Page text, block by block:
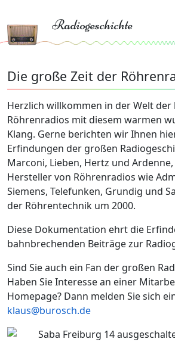
Radiogeschichte
Die große Zeit der
Herzlich willkommen in der Welt der
Röhrenradios mit diesem warmen
Klang. Gerne berichten wir Ihnen
Erfindungen der großen
Marconi, Lieben, Hertz und
Hersteller von Röhrenradios wie
Siemens, Telefunken, Grundig und
der Röhrentechnik um 2000.
Diese Dokumentation ehrt die
bahnbrechenden Beiträge zur
Sind Sie auch ein Fan der großen
Haben Sie Interesse an einer
Homepage? Dann melden Sie sich
klaus@burosch.de